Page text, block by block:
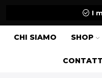
I
CHI SIAMO SHOP